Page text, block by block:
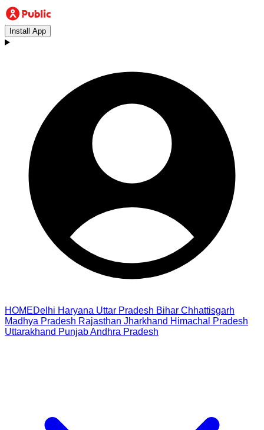
Install App
HOMEDelhi Haryana Uttar Pradesh Bihar Chhattisgarh
Madhya Pradesh Rajasthan Jharkhand Himachal Pradesh
Uttarakhand PunjabAndhra Pradesh